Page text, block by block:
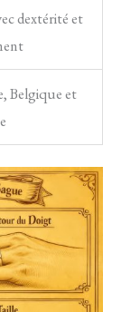
dextérité et
Belgique et